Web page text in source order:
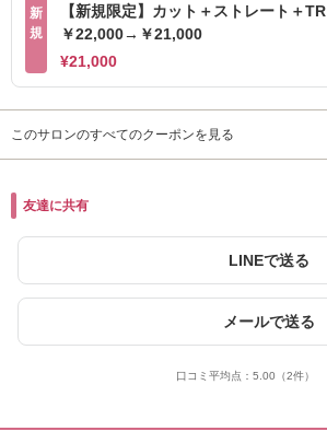
新
規
【新規限定】カット＋ストレート＋TR
￥22,000→￥21,000
¥21,000
このサロンのすべてのクーポンを見る
友達に共有
LINEで送る
メールで送る
口コミ平均点： 5.00 （2件）